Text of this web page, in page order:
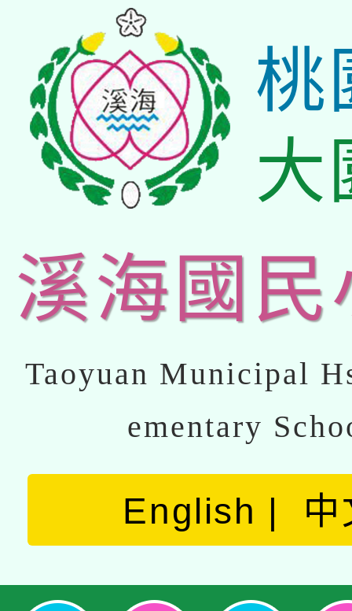
桃
大
溪海國民
Taoyuan Municipal
ementary
English 中